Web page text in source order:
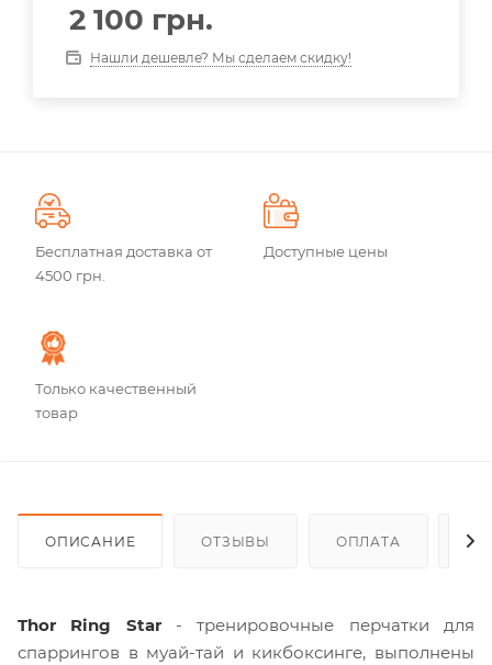
2 100 грн.
Нашли дешевле? Мы сделаем скидку!
Бесплатная доставка от
4500 грн.
Доступные цены
Только качественный
товар
ОПИСАНИЕ ОТЗЫВЫ ОПЛАТА
Thor Ring Star- тренировочные перчатки для
спаррингов в муай-тай и кикбоксинге, выполнены